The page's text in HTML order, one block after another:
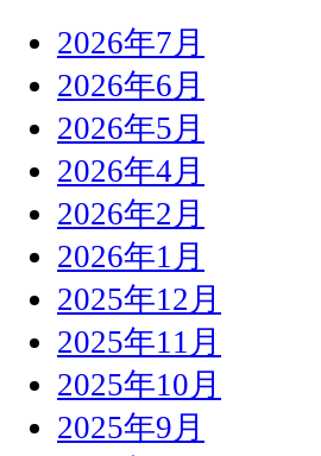
2026年7月
2026年6月
2026年5月
2026年4月
2026年2月
2026年1月
2025年12月
2025年11月
2025年10月
2025年9月